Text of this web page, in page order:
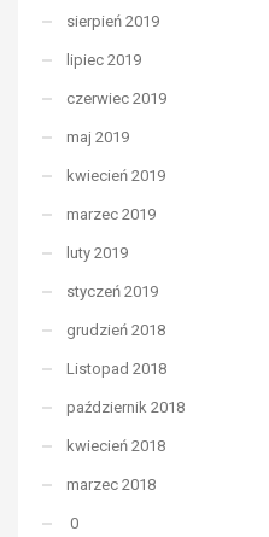
sierpień 2019
lipiec 2019
czerwiec 2019
maj 2019
kwiecień 2019
marzec 2019
luty 2019
styczeń 2019
grudzień 2018
Listopad 2018
październik 2018
kwiecień 2018
marzec 2018
0